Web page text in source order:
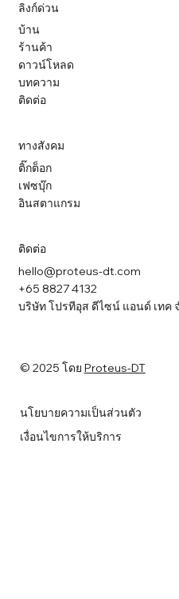
© 2025 โดย Proteus-DT
นโยบายความเป็นส่วนตัว
เงื่อนไขการให้บริการ
ลิงก์ด่วน
บ้าน
ร้านค้า
ดาวน์โหลด
บทความ
ติดต่อ
ติดต่อ
hello@proteus-dt.com
+65 8827 4132
บริษัท โปรทีอุส ดีไซน์ แอนด์ เทค
ทางสังคม
ติ๊กต็อก
เฟซบุ๊ก
อินสตาแกรม